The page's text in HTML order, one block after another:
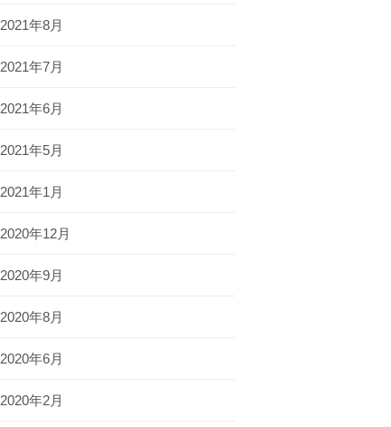
2021年8月
2021年7月
2021年6月
2021年5月
2021年1月
2020年12月
2020年9月
2020年8月
2020年6月
2020年2月